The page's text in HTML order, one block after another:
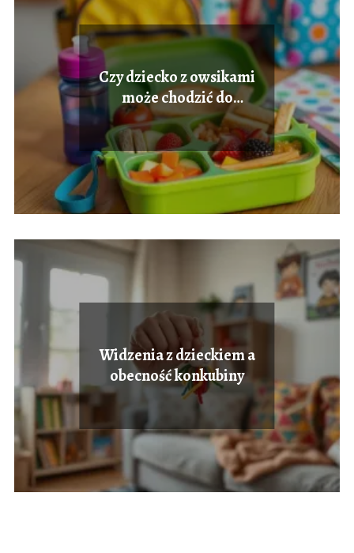
Czy dziecko z owsikami
może chodzić do
przedszkola?
Widzenia z dzieckiem a
obecność konkubiny